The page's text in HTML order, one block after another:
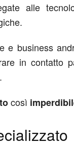
alle
e business
in contatto
così